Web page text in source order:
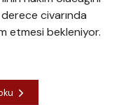
civarında
etmesi bekleniyor.